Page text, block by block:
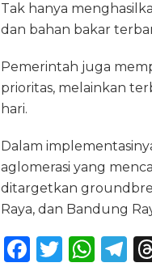
Tak hanya
dan bahan bakar
Pemerintah juga
prioritas, melainkan
hari.
Dalam
aglomerasi yang
ditargetkan
Raya, dan Bandung
F
T
W T